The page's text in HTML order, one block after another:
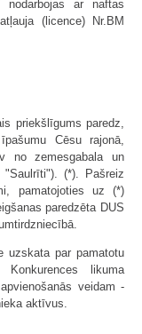
ar naftas
(licence) Nr.BM
priekšlīgums paredz,
Cēsu rajonā,
no zemesgabala un
(*). Pašreiz
pamatojoties uz (*)
paredzēta DUS
uzskata par pamatotu
likuma
veidam -
aktīvus.